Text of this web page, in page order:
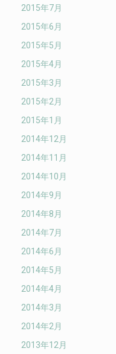
2015年7月
2015年6月
2015年5月
2015年4月
2015年3月
2015年2月
2015年1月
2014年12月
2014年11月
2014年10月
2014年9月
2014年8月
2014年7月
2014年6月
2014年5月
2014年4月
2014年3月
2014年2月
2013年12月